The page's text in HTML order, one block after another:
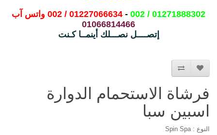
01271888302 / 002
- 01227066634 / 002 واتس آب
01066814466
إتصــــل نصـــلك أينمــا كـنت
فرشاة الاستحمام الدوارة
اسبين سبا
النوع : Spin Spa